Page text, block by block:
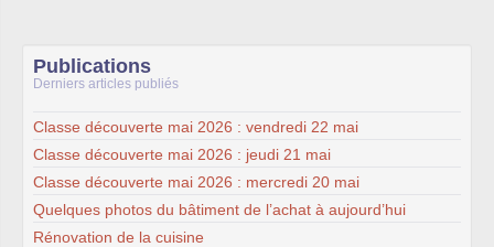
Publications
Derniers articles publiés
Classe découverte mai 2026 : vendredi 22 mai
Classe découverte mai 2026 : jeudi 21 mai
Classe découverte mai 2026 : mercredi 20 mai
Quelques photos du bâtiment de l’achat à aujourd’hui
Rénovation de la cuisine